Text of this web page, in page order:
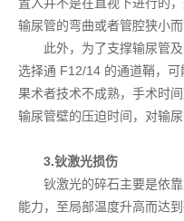
置入并不是在直视下进行的
输尿管的弯曲或者管腔狭小
此外，为了支撑输尿管
选择通 F12/14 的通道鞘，
果术者技术不成熟，手术时
输尿管壁的压迫时间，对输
3.钬激光损伤
钬激光的碎石主要是依
能力，至局部温度升高而达